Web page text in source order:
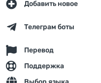
Добавить новое
Телеграм боты
Перевод
Поддержка